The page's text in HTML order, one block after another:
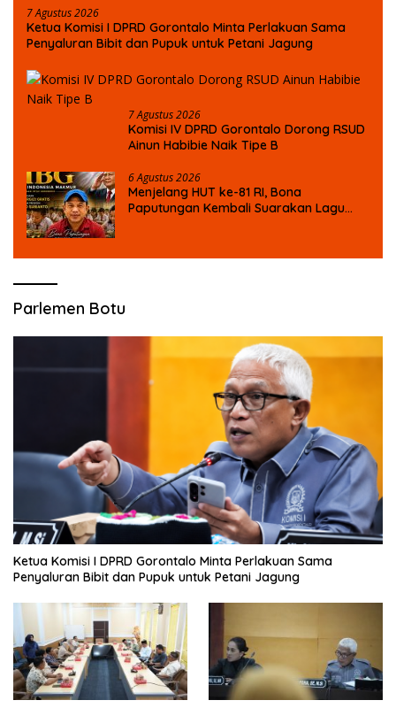
7 Agustus 2026
Ketua Komisi I DPRD Gorontalo Minta Perlakuan Sama
Penyaluran Bibit dan Pupuk untuk Petani Jagung
7 Agustus 2026
Komisi IV DPRD Gorontalo Dorong RSUD
Ainun Habibie Naik Tipe B
6 Agustus 2026
Menjelang HUT ke-81 RI, Bona
Paputungan Kembali Suarakan Lagu
Parlemen Botu
Ketua Komisi I DPRD Gorontalo Minta Perlakuan Sama
Penyaluran Bibit dan Pupuk untuk Petani Jagung